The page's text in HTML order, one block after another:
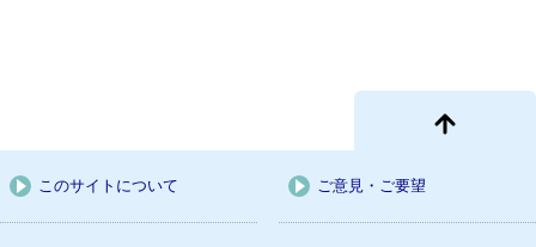
このサイトについて ご意見・ご要望